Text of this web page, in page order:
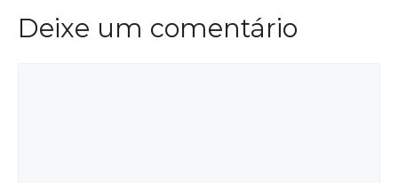
Deixe um comentário